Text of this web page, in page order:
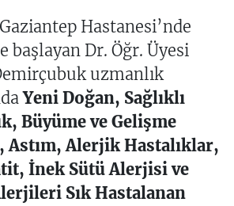
Hastanesi’nde
başlayan Dr. Öğr. Üyesi
uzmanlık
Yeni Doğan, Sağlıklı
Büyüme ve Gelişme
Astım, Alerjik Hastalıklar,
İnek Sütü Alerjisi ve
Sık Hastalanan